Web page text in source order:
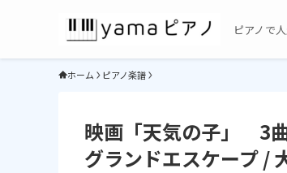
ピアノで
ホーム ピアノ楽譜
映画「天気の子」 3
グランドエスケープ /